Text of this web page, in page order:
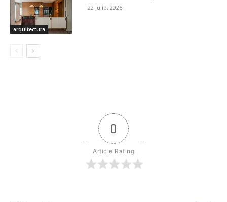
arquitectura
22 julio, 2026
0
Article Rating